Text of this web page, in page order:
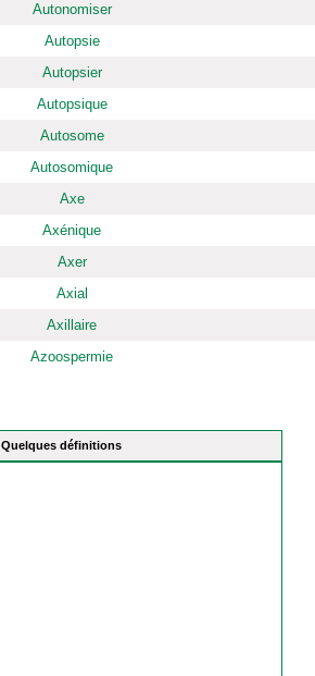
Quelques définitions
Autonomiser
Autopsie
Autopsier
Autopsique
Autosome
Autosomique
Axe
Axénique
Axer
Axial
Axillaire
Azoospermie